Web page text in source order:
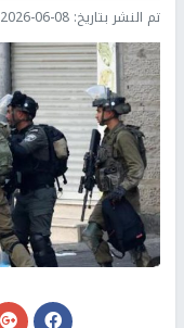
تم النشر بتاريخ: 2026-06-08 10:55